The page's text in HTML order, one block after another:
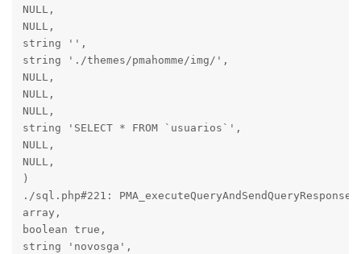
NULL,
NULL,
string '',
string './themes/pmahomme/img/',
NULL,
NULL,
NULL,
string 'SELECT * FROM `usuarios`',
NULL,
NULL,
)
./sql.php#221: PMA_executeQueryAndSendQueryResponse(
array,
boolean true,
string 'novosga',